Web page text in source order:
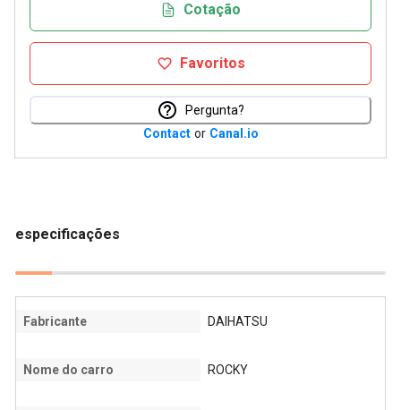
Cotação
Favoritos
Pergunta?
Contact or Canal.io
especificações
Fabricante DAIHATSU
Nome do carro ROCKY